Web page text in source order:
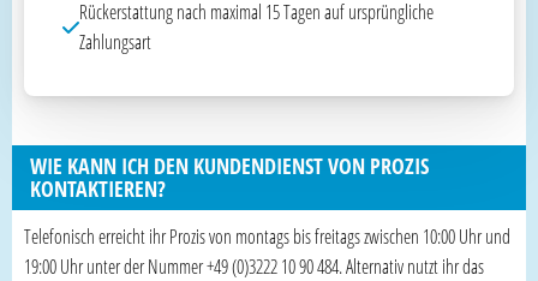
Rückerstattung nach maximal 15 Tagen auf ursprüngliche
Zahlungsart
WIE KANN ICH DEN KUNDENDIENST VON PROZIS
KONTAKTIEREN?
Telefonisch erreicht ihr Prozis von montags bis freitags zwischen 10:00 Uhr und
19:00 Uhr unter der Nummer +49 (0)3222 10 90 484. Alternativ nutzt ihr das